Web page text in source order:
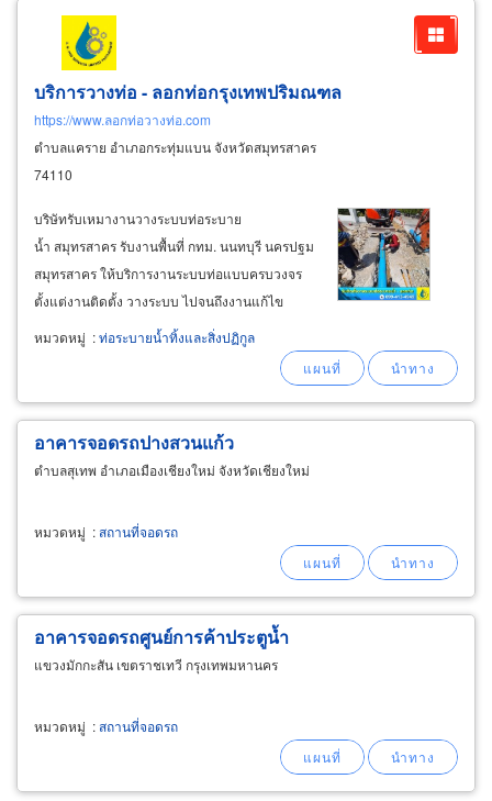
บริการวางท่อ - ลอกท่อกรุงเทพปริมณฑล
https://www.ลอกท่อวางท่อ.com
ตำบลแคราย อำเภอกระทุ่มแบน จังหวัดสมุทรสาคร
74110
บริษัทรับเหมางานวางระบบท่อระบาย
น้ำ สมุทรสาคร รับงานพื้นที่ กทม. นนทบุรี นครปฐม
สมุทรสาคร ให้บริการงานระบบท่อแบบครบวงจร
ตั้งแต่งานติดตั้ง วางระบบ ไปจนถึงงานแก้ไข
ปัญหาและบำรุงรักษา โดยทีมงานมืออาชีพ พร้อม
เครื่องมือเฉพาะทาง รองรับทั้งงานบ้าน อาคาร และ
งานโครงการขนาดใหญ่ บริการออกแบบและติดตั้ง
ระบบท่อทุกประเภท
หมวดหมู่ :ท่อระบายน้ำทิ้งและสิ่งปฏิกูล
อาคารจอดรถปางสวนแก้ว
ตำบลสุเทพ อำเภอเมืองเชียงใหม่ จังหวัดเชียงใหม่
หมวดหมู่ :สถานที่จอดรถ
อาคารจอดรถศูนย์การค้าประตูน้ำ
แขวงมักกะสัน เขตราชเทวี กรุงเทพมหานคร
หมวดหมู่ :สถานที่จอดรถ